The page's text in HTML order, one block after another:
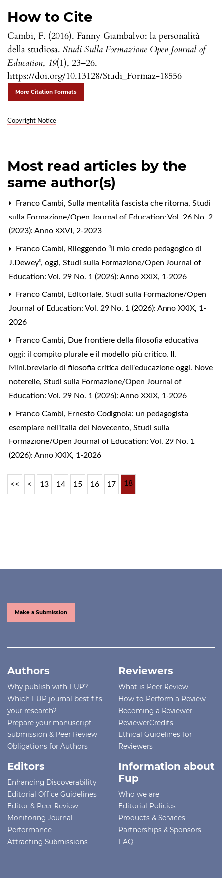
How to Cite
Cambi, F. (2016). Fanny Giambalvo: la personalità
della studiosa. Studi Sulla Formazione Open Journal of
Education, 19(1), 23–26.
https://doi.org/10.13128/Studi_Formaz-18556
More Citation Formats
Copyright Notice
Most read articles by the
same author(s)
Franco Cambi, Sulla mentalità fascista che ritorna, Studi
sulla Formazione/Open Journal of Education: Vol. 26 No. 2
(2023): Anno XXVI, 2-2023
Franco Cambi, Rileggendo “Il mio credo pedagogico di
J.Dewey”, oggi, Studi sulla Formazione/Open Journal of
Education: Vol. 29 No. 1 (2026): Anno XXIX, 1-2026
Franco Cambi, Editoriale, Studi sulla Formazione/Open
Journal of Education: Vol. 29 No. 1 (2026): Anno XXIX, 1-
2026
Franco Cambi, Due frontiere della filosofia educativa
oggi: il compito plurale e il modello più critico. II.
Mini.breviario di filosofia critica dell'educazione oggi. Nove
noterelle, Studi sulla Formazione/Open Journal of
Education: Vol. 29 No. 1 (2026): Anno XXIX, 1-2026
Franco Cambi, Ernesto Codignola: un pedagogista
esemplare nell'Italia del Novecento, Studi sulla
Formazione/Open Journal of Education: Vol. 29 No. 1
(2026): Anno XXIX, 1-2026
<< < 13 14 15 16 17 18
Make a Submission
Authors
Why publish with FUP?
Which FUP journal best fits
your research?
Prepare your manuscript
Submission & Peer Review
Obligations for Authors
Reviewers
What is Peer Review
How to Perform a Review
Becoming a Reviewer
ReviewerCredits
Ethical Guidelines for
Reviewers
Editors
Enhancing Discoverability
Editorial Office Guidelines
Editor & Peer Review
Monitoring Journal
Performance
Attracting Submissions
Information about
Fup
Who we are
Editorial Policies
Products & Services
Partnerships & Sponsors
FAQ